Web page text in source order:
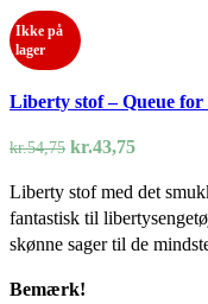
Ikke på
lager
Liberty stof – Queue for
kr.54,75 Den
pris
var:
kr.54,75.
kr.43,75Den
pris
er:
kr.43,75.
Liberty stof med det
fantastisk til
skønne sager til de
Bemærk!